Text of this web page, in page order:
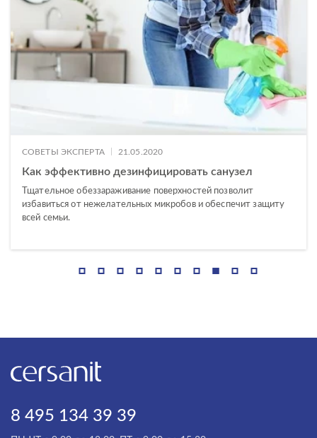
СОВЕТЫ ЭКСПЕРТА 21.05.2020
Как эффективно дезинфицировать санузел
Тщательное обеззараживание поверхностей позволит
избавиться от нежелательных микробов и обеспечит защиту
всей семьи.
8 495 134 39 39